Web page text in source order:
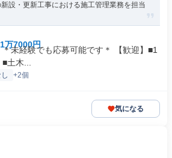
設・更新工事における施工管理業務を担当
万7000円
未経験でも応募可能です＊ 【歓迎】■1
土木...
+2個
気になる